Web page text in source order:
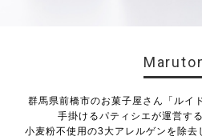
群馬県前橋市のお菓子屋さん「ルイ
手掛けるパティシエが運営す
小麦粉不使用の3大アレルゲンを除